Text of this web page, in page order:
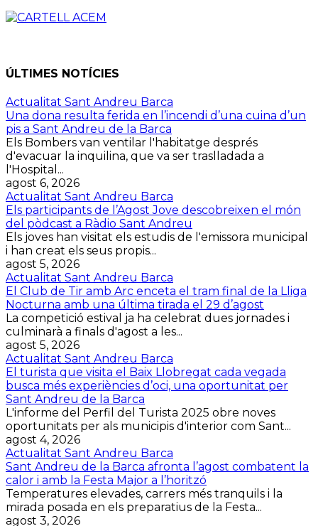
ÚLTIMES NOTÍCIES
Actualitat Sant Andreu Barca
Una dona resulta ferida en l’incendi d’una cuina d’un
pis a Sant Andreu de la Barca
Els Bombers van ventilar l'habitatge després
d'evacuar la inquilina, que va ser traslladada a
l'Hospital...
agost 6, 2026
Actualitat Sant Andreu Barca
Els participants de l’Agost Jove descobreixen el món
del pòdcast a Ràdio Sant Andreu
Els joves han visitat els estudis de l'emissora municipal
i han creat els seus propis...
agost 5, 2026
Actualitat Sant Andreu Barca
El Club de Tir amb Arc enceta el tram final de la Lliga
Nocturna amb una última tirada el 29 d’agost
La competició estival ja ha celebrat dues jornades i
culminarà a finals d'agost a les...
agost 5, 2026
Actualitat Sant Andreu Barca
El turista que visita el Baix Llobregat cada vegada
busca més experiències d’oci, una oportunitat per
Sant Andreu de la Barca
L'informe del Perfil del Turista 2025 obre noves
oportunitats per als municipis d'interior com Sant...
agost 4, 2026
Actualitat Sant Andreu Barca
Sant Andreu de la Barca afronta l’agost combatent la
calor i amb la Festa Major a l’horitzó
Temperatures elevades, carrers més tranquils i la
mirada posada en els preparatius de la Festa...
agost 3, 2026